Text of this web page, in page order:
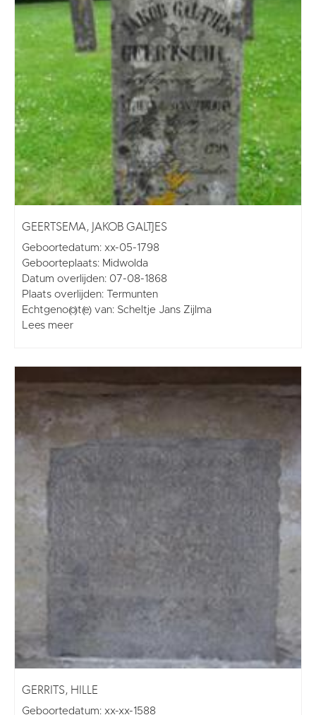
GEERTSEMA, JAKOB GALTJES
Geboortedatum: xx-05-1798
Geboorteplaats: Midwolda
Datum overlijden: 07-08-1868
Plaats overlijden: Termunten
Echtgeno(o)t(e) van: Scheltje Jans Zijlma
Lees meer
GERRITS, HILLE
Geboortedatum: xx-xx-1588